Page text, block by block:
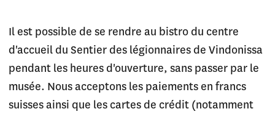
Il est possible de se rendre au bistro du centre
d'accueil du Sentier des légionnaires de Vindonissa
pendant les heures d'ouverture, sans passer par le
musée. Nous acceptons les paiements en francs
suisses ainsi que les cartes de crédit (notamment